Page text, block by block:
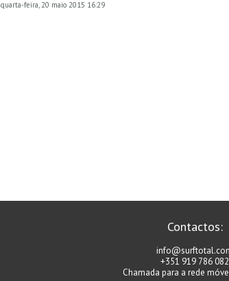
quarta-feira, 20 maio 2015 16:29
Contactos:
+351 919 786 082
Chamada para a rede